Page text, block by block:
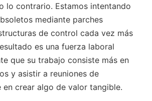
lo contrario. Estamos intentando
mediante parches
de control cada vez más
es una fuerza laboral
que su trabajo consiste más en
y asistir a reuniones de
crear algo de valor tangible.